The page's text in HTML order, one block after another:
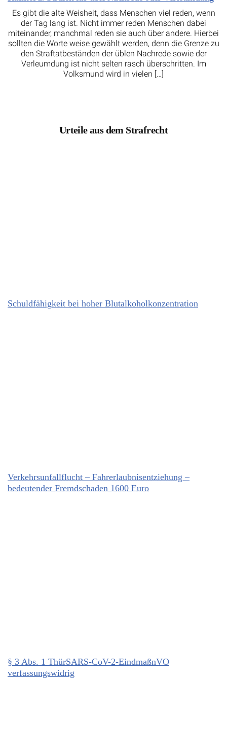
Es gibt die alte Weisheit, dass Menschen viel reden, wenn
der Tag lang ist. Nicht immer reden Menschen dabei
miteinander, manchmal reden sie auch über andere. Hierbei
sollten die Worte weise gewählt werden, denn die Grenze zu
den Straftatbeständen der üblen Nachrede sowie der
Verleumdung ist nicht selten rasch überschritten. Im
Volksmund wird in vielen […]
Urteile aus dem Strafrecht
Schuldfähigkeit bei hoher Blutalkoholkonzentration
Verkehrsunfallflucht – Fahrerlaubnisentziehung –
bedeutender Fremdschaden 1600 Euro
§ 3 Abs. 1 ThürSARS-CoV-2-EindmaßnVO
verfassungswidrig